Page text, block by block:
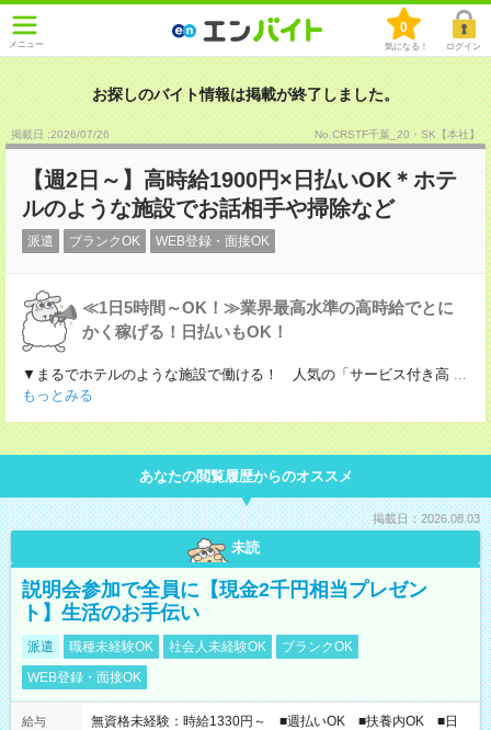
メニュー
0
気になる！ ログイン
お探しのバイト情報は掲載が終了しました。
掲載日 :2026/07/26 No.CRSTF千葉_20・SK【本社】
【週2日～】高時給1900円×日払いOK＊ホテ
ルのような施設でお話相手や掃除など
派遣 ブランクOK WEB登録・面接OK
≪1日5時間～OK！≫業界最高水準の高時給でとに
かく稼げる！日払いもOK！
▼まるでホテルのような施設で働ける！ 人気の「サービス付き高 ...
もっとみる
あなたの閲覧履歴からのオススメ
掲載日：2026.08.03
未読
説明会参加で全員に【現金2千円相当プレゼン
ト】生活のお手伝い
派遣 職種未経験OK 社会人未経験OK
ブランクOK
WEB登録・面接OK
給与
無資格未経験：時給1330円～ ■週払いOK ■扶養内OK ■日